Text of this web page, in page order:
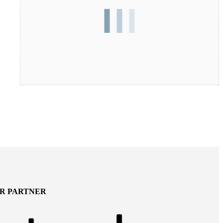
PARTNER